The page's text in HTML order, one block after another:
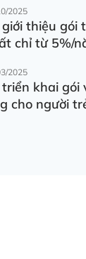
2025
thiệu gói
chỉ từ 5%/
2025
triển khai
cho người